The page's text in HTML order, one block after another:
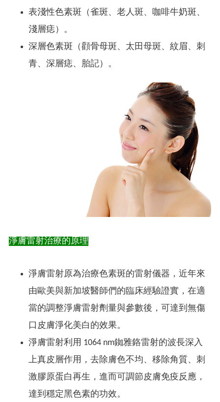
表淺性色素斑（雀斑、老人斑、咖啡牛奶斑、
淺層痣）。
深層色素斑（顴骨母斑、太田母斑、紋眉、刺
青、深層痣、胎記）。
淨膚雷射治療的原理
淨膚雷射原為治療色素斑的雷射儀器，近年來
由歐美與新加坡醫師們的臨床經驗證實，在適
當的調整淨膚雷射劑量與參數後，可達到無傷
口皮膚淨化美白的效果。
淨膚雷射利用 1064 nm銣雅鉻雷射的波長深入
上真皮層作用，去除膚色不均、移除角質、刺
激膠原蛋白再生，進而可調節皮膚免疫反應，
達到穩定黑色素的功效。